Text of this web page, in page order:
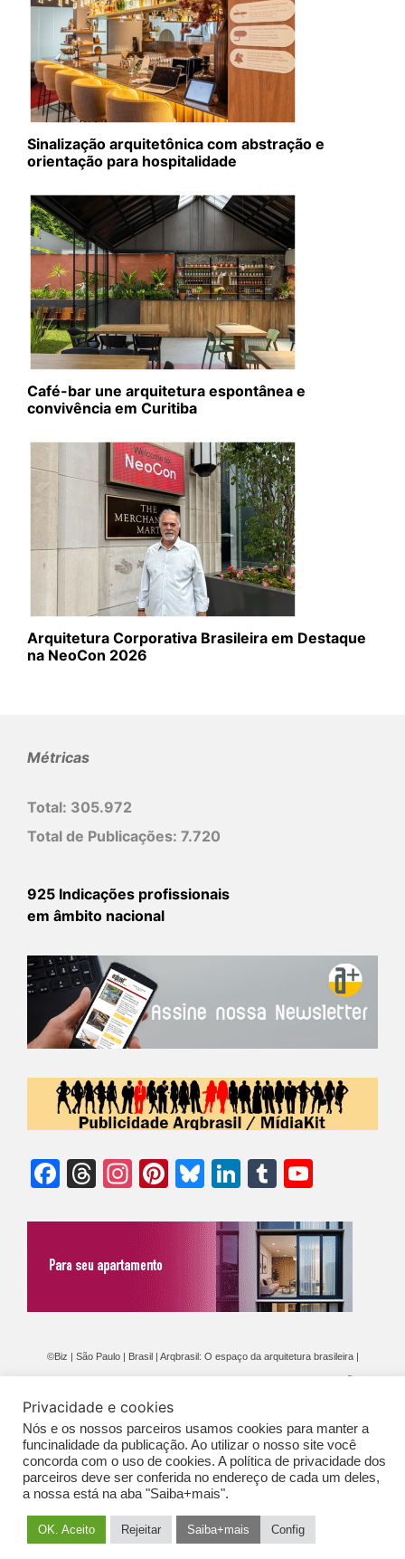
Sinalização arquitetônica com abstração e
orientação para hospitalidade
Café-bar une arquitetura espontânea e
convivência em Curitiba
Arquitetura Corporativa Brasileira em Destaque
na NeoCon 2026
Métricas
Total: 305.972
Total de Publicações: 7.720
925 Indicações profissionais
em âmbito nacional
Facebook
Threads
Instagram
Pinterest
Bluesky
LinkedIn
Tumblr
©Biz | São Paulo | Brasil | Arqbrasil: O espaço da arquitetura brasileira |
GERAIS DE PUBLICAÇÃO (CGP
Privacidade e cookies
Nós e os nossos parceiros usamos cookies para manter a
funcinalidade da publicação. Ao utilizar o nosso site você
concorda com o uso de cookies. A política de privacidade dos
parceiros deve ser conferida no endereço de cada um deles,
a nossa está na aba "Saiba+mais".
OK. Aceito Rejeitar Saiba+mais Config